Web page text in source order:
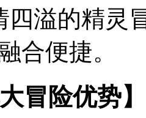
四溢的精灵
合便捷。
冒险优势】